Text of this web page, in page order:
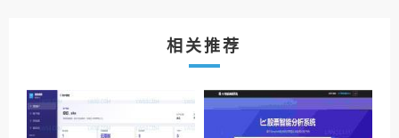
相关推荐